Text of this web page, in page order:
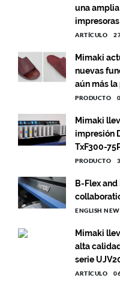
una
impresoras
ARTÍCULO
Mimaki
nuevas
aún más
PRODUCTO
Mimaki
impresión
TxF300-
PRODUCTO
B-Flex
ENGLISH NEW
Mimaki
alta
serie
ARTÍCULO